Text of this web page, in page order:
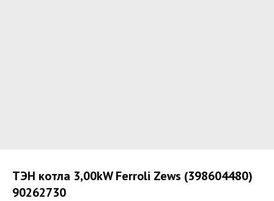
ТЭН котла 3,00kW Ferroli Zews (398604480)
90262730